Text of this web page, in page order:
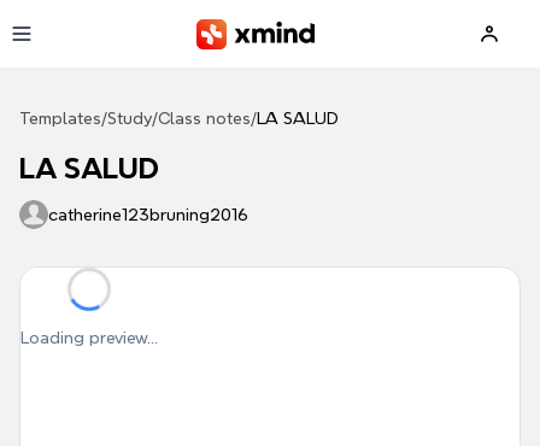
Templates/Study/Class notes/LA SALUD
LA SALUD
catherine123bruning2016
Loading preview...